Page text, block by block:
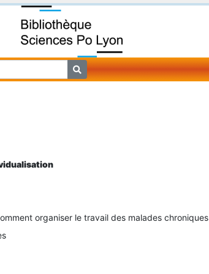
organiser le travail des malades chroniques